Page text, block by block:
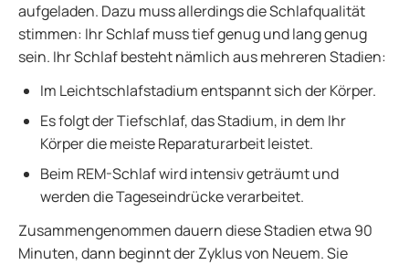
aufgeladen. Dazu muss allerdings die Schlafqualität
stimmen: Ihr Schlaf muss tief genug und lang genug
sein. Ihr Schlaf besteht nämlich aus mehreren Stadien:
Im Leichtschlafstadium entspannt sich der Körper.
Es folgt der Tiefschlaf, das Stadium, in dem Ihr
Körper die meiste Reparaturarbeit leistet.
Beim REM-Schlaf wird intensiv geträumt und
werden die Tageseindrücke verarbeitet.
Zusammengenommen dauern diese Stadien etwa 90
Minuten, dann beginnt der Zyklus von Neuem. Sie